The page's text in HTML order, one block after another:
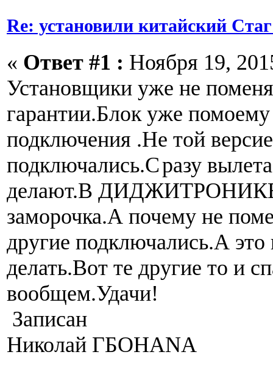
Re: установили китайский
« Ответ #1 : Ноября 19,
Установщики уже не
гарантии.Блок уже
подключения .Не той
подключались.Сразу
делают.В ДИДЖИТРОНИКЕ
заморочка.А почему не
другие подключались.А это
делать.Вот те другие то и
вообщем.Удачи!
Записан
Николай ГБОHANA